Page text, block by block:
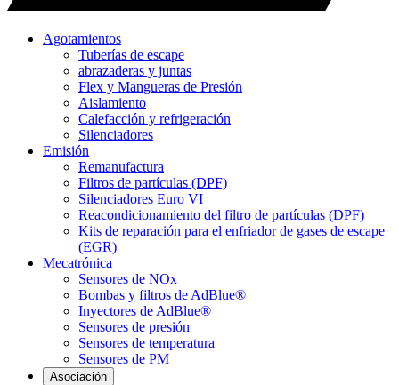
Agotamientos
Tuberías de escape
abrazaderas y juntas
Flex y Mangueras de Presión
Aislamiento
Calefacción y refrigeración
Silenciadores
Emisión
Remanufactura
Filtros de partículas (DPF)
Silenciadores Euro VI
Reacondicionamiento del filtro de partículas (DPF)
Kits de reparación para el enfriador de gases de escape
(EGR)
Mecatrónica
Sensores de NOx
Bombas y filtros de AdBlue®
Inyectores de AdBlue®
Sensores de presión
Sensores de temperatura
Sensores de PM
Asociación